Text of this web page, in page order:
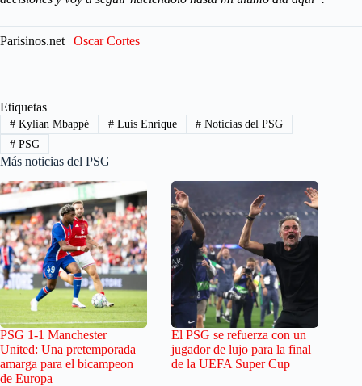
Parisinos.net | Oscar Cortes
Etiquetas
#Kylian Mbappé #Luis Enrique # Noticias del PSG
#PSG
Más noticias del PSG
PSG 1-1 Manchester
United: Una pretemporada
amarga para el bicampeon
de Europa
El PSG se refuerza con un
jugador de lujo para la final
de la UEFA Super Cup